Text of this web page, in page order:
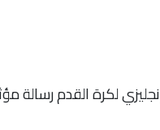
لكرة القدم رسالة